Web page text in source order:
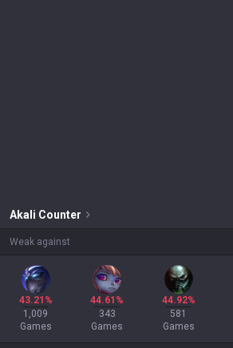
Akali Counter
Weak against
43.21%
1,009
Games
44.61%
343
Games
44.92%
581
Games